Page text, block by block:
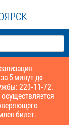
5 минут до
220-11-72.
билет.